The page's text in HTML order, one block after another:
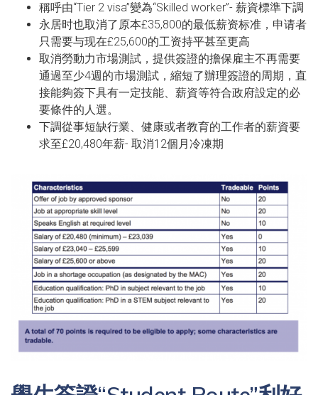
稱呼由“Tier 2 visa”變為“Skilled worker”- 薪資標準下調
永居时也取消了原本£35,800的最低薪资标准，申请者
只需要与现在£25,600的工资持平甚至更高
取消勞動力市場測試，提供簽證的擔保雇主不再需要
通過至少4週的市場測試，縮短了辦理簽證的周期，直
接能夠簽下具有一定技能、薪資等符合政府設定的必
要條件的人選。
下調從事短缺行業、健康或者教育的工作者的薪資要
求至£20,480年薪- 取消12個月冷凍期